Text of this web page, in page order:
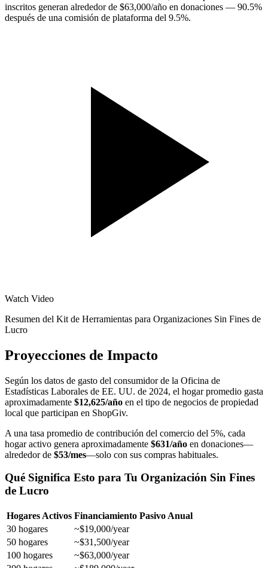
inscritos generan alrededor de $63,000/año en donaciones — 90.5%
después de una comisión de plataforma del 9.5%.
Watch Video
Resumen del Kit de Herramientas para Organizaciones Sin Fines de
Lucro
Proyecciones de Impacto
Según los datos de gasto del consumidor de la Oficina de
Estadísticas Laborales de EE. UU. de 2024, el hogar promedio gasta
aproximadamente $12,625/año en el tipo de negocios de propiedad
local que participan en ShopGiv.
A una tasa promedio de contribución del comercio del 5%, cada
hogar activo genera aproximadamente $631/año en donaciones—
alrededor de $53/mes—solo con sus compras habituales.
Qué Significa Esto para Tu Organización Sin Fines
de Lucro
Hogares Activos Financiamiento Pasivo Anual
30 hogares
~$19,000/year
50 hogares
~$31,500/year
100 hogares
~$63,000/year